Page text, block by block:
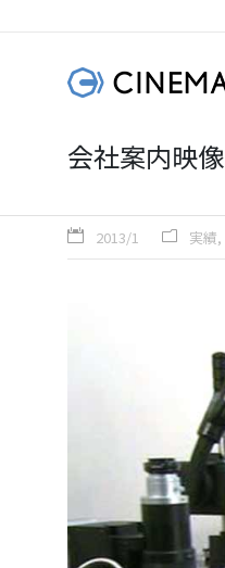
会社案内映像
2013/1 実績